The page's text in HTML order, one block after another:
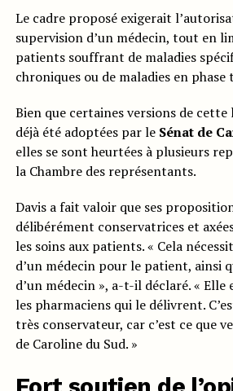
Le cadre proposé exigerait
supervision d’un médecin, tout en
patients souffrant de maladies
chroniques ou de maladies en phase
Bien que certaines versions de
déjà été adoptées par le Sénat de
elles se sont heurtées à plusieurs
la Chambre des représentants.
Davis a fait valoir que ses
délibérément conservatrices et
les soins aux patients. « Cela
d’un médecin pour le patient, ainsi
d’un médecin », a-t-il déclaré. « Elle
les pharmaciens qui le délivrent.
très conservateur, car c’est ce que
de Caroline du Sud. »